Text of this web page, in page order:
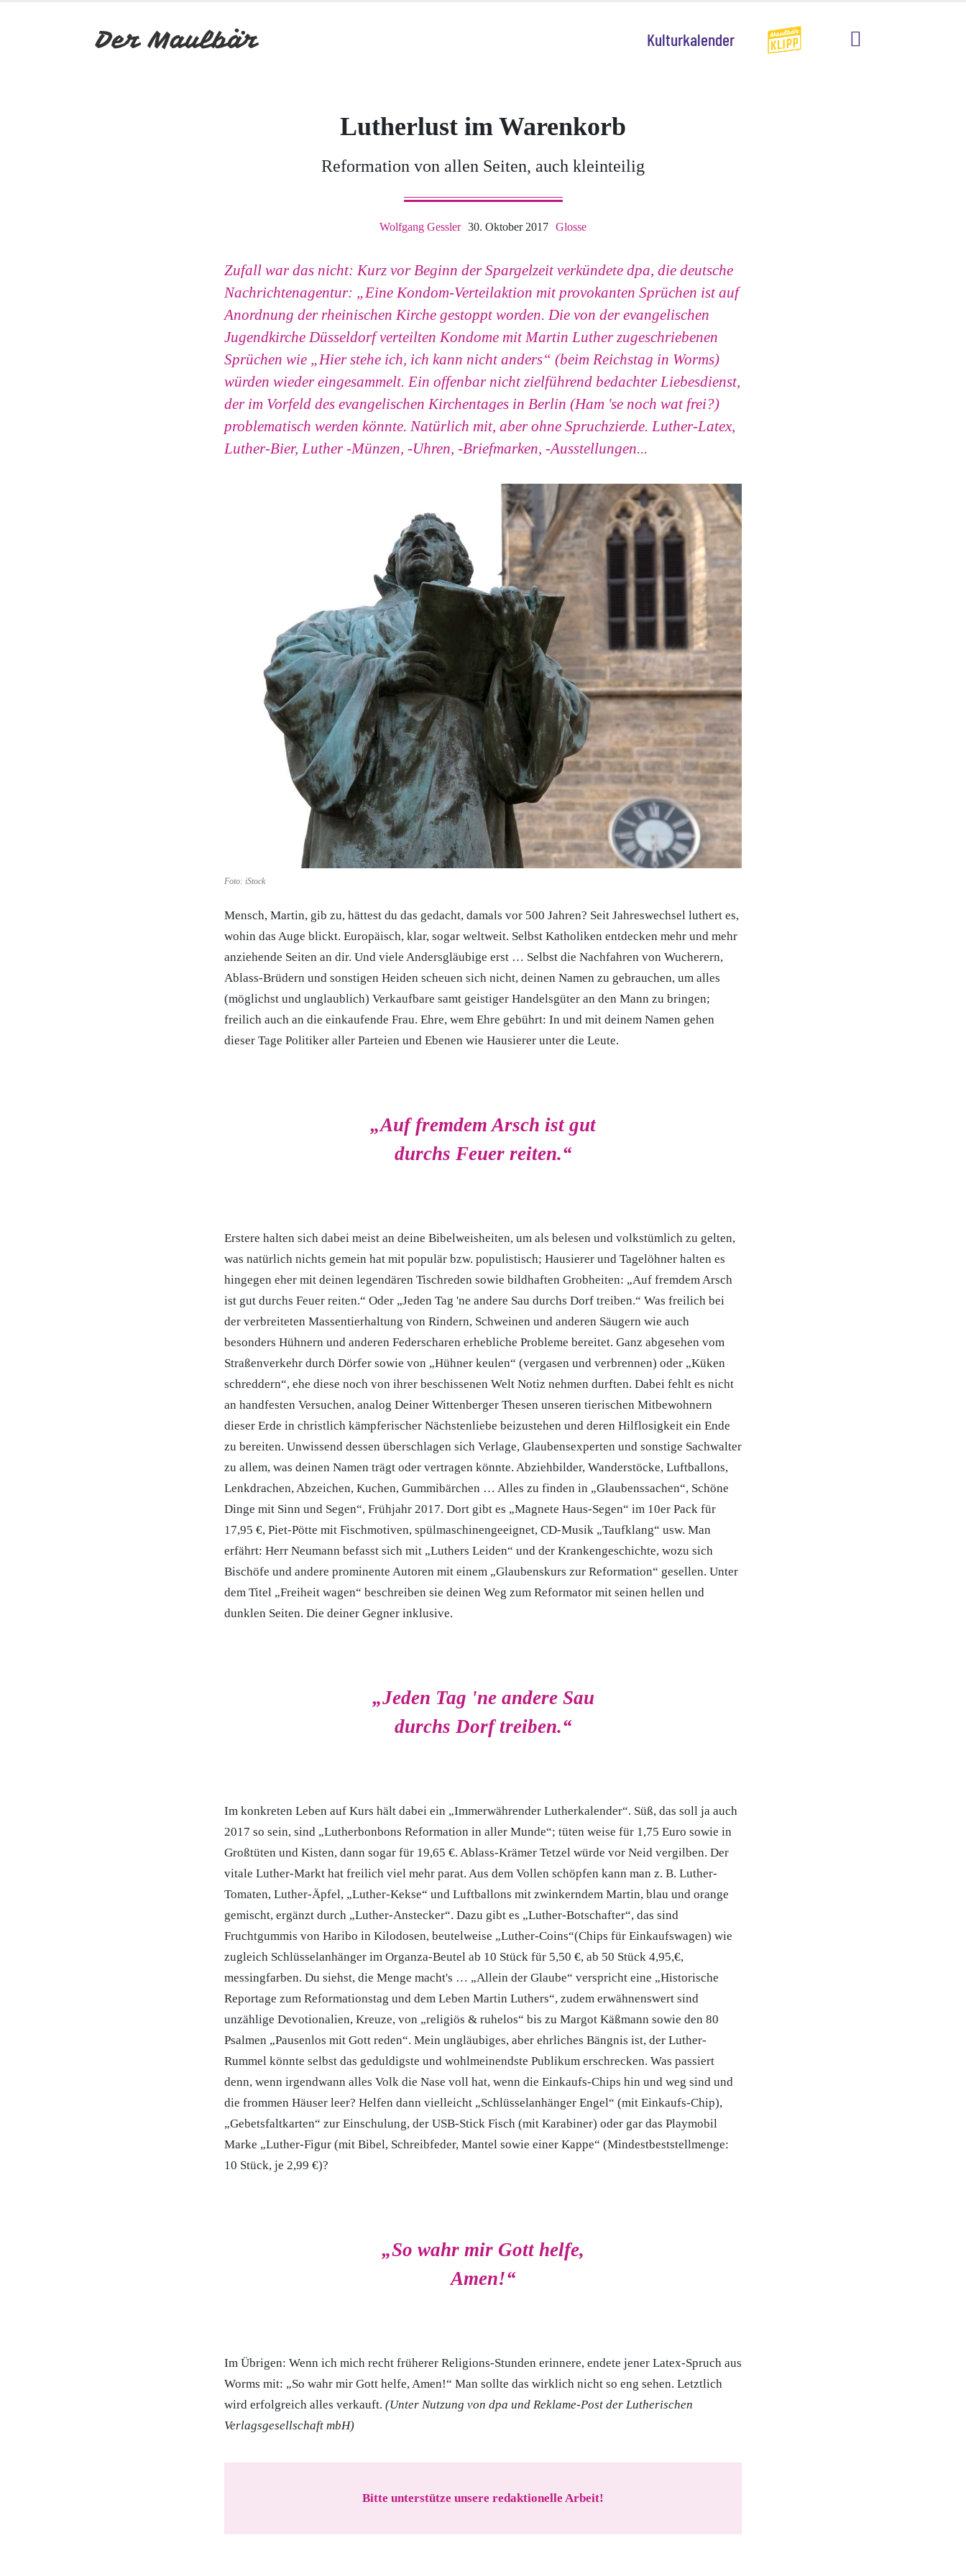
Kulturkalender
Lutherlust im Warenkorb
Reformation von allen Seiten, auch kleinteilig
Wolfgang Gessler 30. Oktober 2017 Glosse
Zufall war das nicht: Kurz vor Beginn der Spargelzeit verkündete dpa, die deutsche
Nachrichtenagentur: „Eine Kondom-Verteilaktion mit provokanten Sprüchen ist auf
Anordnung der rheinischen Kirche gestoppt worden. Die von der evangelischen
Jugendkirche Düsseldorf verteilten Kondome mit Martin Luther zugeschriebenen
Sprüchen wie „Hier stehe ich, ich kann nicht anders“ (beim Reichstag in Worms)
würden wieder eingesammelt. Ein offenbar nicht zielführend bedachter Liebesdienst,
der im Vorfeld des evangelischen Kirchentages in Berlin (Ham 'se noch wat frei?)
problematisch werden könnte. Natürlich mit, aber ohne Spruchzierde. Luther-Latex,
Luther-Bier, Luther -Münzen, -Uhren, -Briefmarken, -Ausstellungen...
Foto: iStock
Mensch, Martin, gib zu, hättest du das gedacht, damals vor 500 Jahren? Seit Jahreswechsel luthert es,
wohin das Auge blickt. Europäisch, klar, sogar weltweit. Selbst Katholiken entdecken mehr und mehr
anziehende Seiten an dir. Und viele Andersgläubige erst … Selbst die Nachfahren von Wucherern,
Ablass-Brüdern und sonstigen Heiden scheuen sich nicht, deinen Namen zu gebrauchen, um alles
(möglichst und unglaublich) Verkaufbare samt geistiger Handelsgüter an den Mann zu bringen;
freilich auch an die einkaufende Frau. Ehre, wem Ehre gebührt: In und mit deinem Namen gehen
dieser Tage Politiker aller Parteien und Ebenen wie Hausierer unter die Leute.
„Auf fremdem Arsch ist gut
durchs Feuer reiten.“
Erstere halten sich dabei meist an deine Bibelweisheiten, um als belesen und volkstümlich zu gelten,
was natürlich nichts gemein hat mit populär bzw. populistisch; Hausierer und Tagelöhner halten es
hingegen eher mit deinen legendären Tischreden sowie bildhaften Grobheiten: „Auf fremdem Arsch
ist gut durchs Feuer reiten.“ Oder „Jeden Tag 'ne andere Sau durchs Dorf treiben.“ Was freilich bei
der verbreiteten Massentierhaltung von Rindern, Schweinen und anderen Säugern wie auch
besonders Hühnern und anderen Federscharen erhebliche Probleme bereitet. Ganz abgesehen vom
Straßenverkehr durch Dörfer sowie von „Hühner keulen“ (vergasen und verbrennen) oder „Küken
schreddern“, ehe diese noch von ihrer beschissenen Welt Notiz nehmen durften. Dabei fehlt es nicht
an handfesten Versuchen, analog Deiner Wittenberger Thesen unseren tierischen Mitbewohnern
dieser Erde in christlich kämpferischer Nächstenliebe beizustehen und deren Hilflosigkeit ein Ende
zu bereiten. Unwissend dessen überschlagen sich Verlage, Glaubensexperten und sonstige Sachwalter
zu allem, was deinen Namen trägt oder vertragen könnte. Abziehbilder, Wanderstöcke, Luftballons,
Lenkdrachen, Abzeichen, Kuchen, Gummibärchen … Alles zu finden in „Glaubenssachen“, Schöne
Dinge mit Sinn und Segen“, Frühjahr 2017. Dort gibt es „Magnete Haus-Segen“ im 10er Pack für
17,95 €, Piet-Pötte mit Fischmotiven, spülmaschinengeeignet, CD-Musik „Taufklang“ usw. Man
erfährt: Herr Neumann befasst sich mit „Luthers Leiden“ und der Krankengeschichte, wozu sich
Bischöfe und andere prominente Autoren mit einem „Glaubenskurs zur Reformation“ gesellen. Unter
dem Titel „Freiheit wagen“ beschreiben sie deinen Weg zum Reformator mit seinen hellen und
dunklen Seiten. Die deiner Gegner inklusive.
„Jeden Tag 'ne andere Sau
durchs Dorf treiben.“
Im konkreten Leben auf Kurs hält dabei ein „Immerwährender Lutherkalender“. Süß, das soll ja auch
2017 so sein, sind „Lutherbonbons Reformation in aller Munde“; tüten weise für 1,75 Euro sowie in
Großtüten und Kisten, dann sogar für 19,65 €. Ablass-Krämer Tetzel würde vor Neid vergilben. Der
vitale Luther-Markt hat freilich viel mehr parat. Aus dem Vollen schöpfen kann man z. B. Luther-
Tomaten, Luther-Äpfel, „Luther-Kekse“ und Luftballons mit zwinkerndem Martin, blau und orange
gemischt, ergänzt durch „Luther-Anstecker“. Dazu gibt es „Luther-Botschafter“, das sind
Fruchtgummis von Haribo in Kilodosen, beutelweise „Luther-Coins“(Chips für Einkaufswagen) wie
zugleich Schlüsselanhänger im Organza-Beutel ab 10 Stück für 5,50 €, ab 50 Stück 4,95,€,
messingfarben. Du siehst, die Menge macht's … „Allein der Glaube“ verspricht eine „Historische
Reportage zum Reformationstag und dem Leben Martin Luthers“, zudem erwähnenswert sind
unzählige Devotionalien, Kreuze, von „religiös & ruhelos“ bis zu Margot Käßmann sowie den 80
Psalmen „Pausenlos mit Gott reden“. Mein ungläubiges, aber ehrliches Bängnis ist, der Luther-
Rummel könnte selbst das geduldigste und wohlmeinendste Publikum erschrecken. Was passiert
denn, wenn irgendwann alles Volk die Nase voll hat, wenn die Einkaufs-Chips hin und weg sind und
die frommen Häuser leer? Helfen dann vielleicht „Schlüsselanhänger Engel“ (mit Einkaufs-Chip),
„Gebetsfaltkarten“ zur Einschulung, der USB-Stick Fisch (mit Karabiner) oder gar das Playmobil
Marke „Luther-Figur (mit Bibel, Schreibfeder, Mantel sowie einer Kappe“ (Mindestbeststellmenge:
10 Stück, je 2,99 €)?
„So wahr mir Gott helfe,
Amen!“
Im Übrigen: Wenn ich mich recht früherer Religions-Stunden erinnere, endete jener Latex-Spruch aus
Worms mit: „So wahr mir Gott helfe, Amen!“ Man sollte das wirklich nicht so eng sehen. Letztlich
wird erfolgreich alles verkauft. (Unter Nutzung von dpa und Reklame-Post der Lutherischen
Verlagsgesellschaft mbH)
Bitte unterstütze unsere redaktionelle Arbeit!